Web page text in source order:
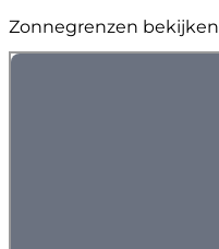
Zonnegrenzen bekijken